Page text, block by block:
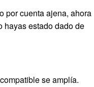
por cuenta ajena, ahora
hayas estado dado de
se amplía.